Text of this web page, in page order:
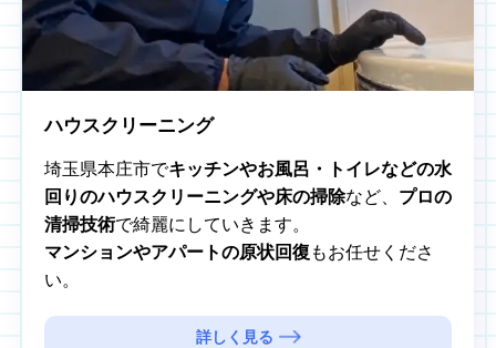
ハウスクリーニング
埼玉県本庄市でキッチンやお風呂・トイレなどの水
回りのハウスクリーニングや床の掃除など、 プロの
清掃技術で綺麗にしていきます。
マンションやアパートの原状回復 もお任せくださ
い。
詳しく見る